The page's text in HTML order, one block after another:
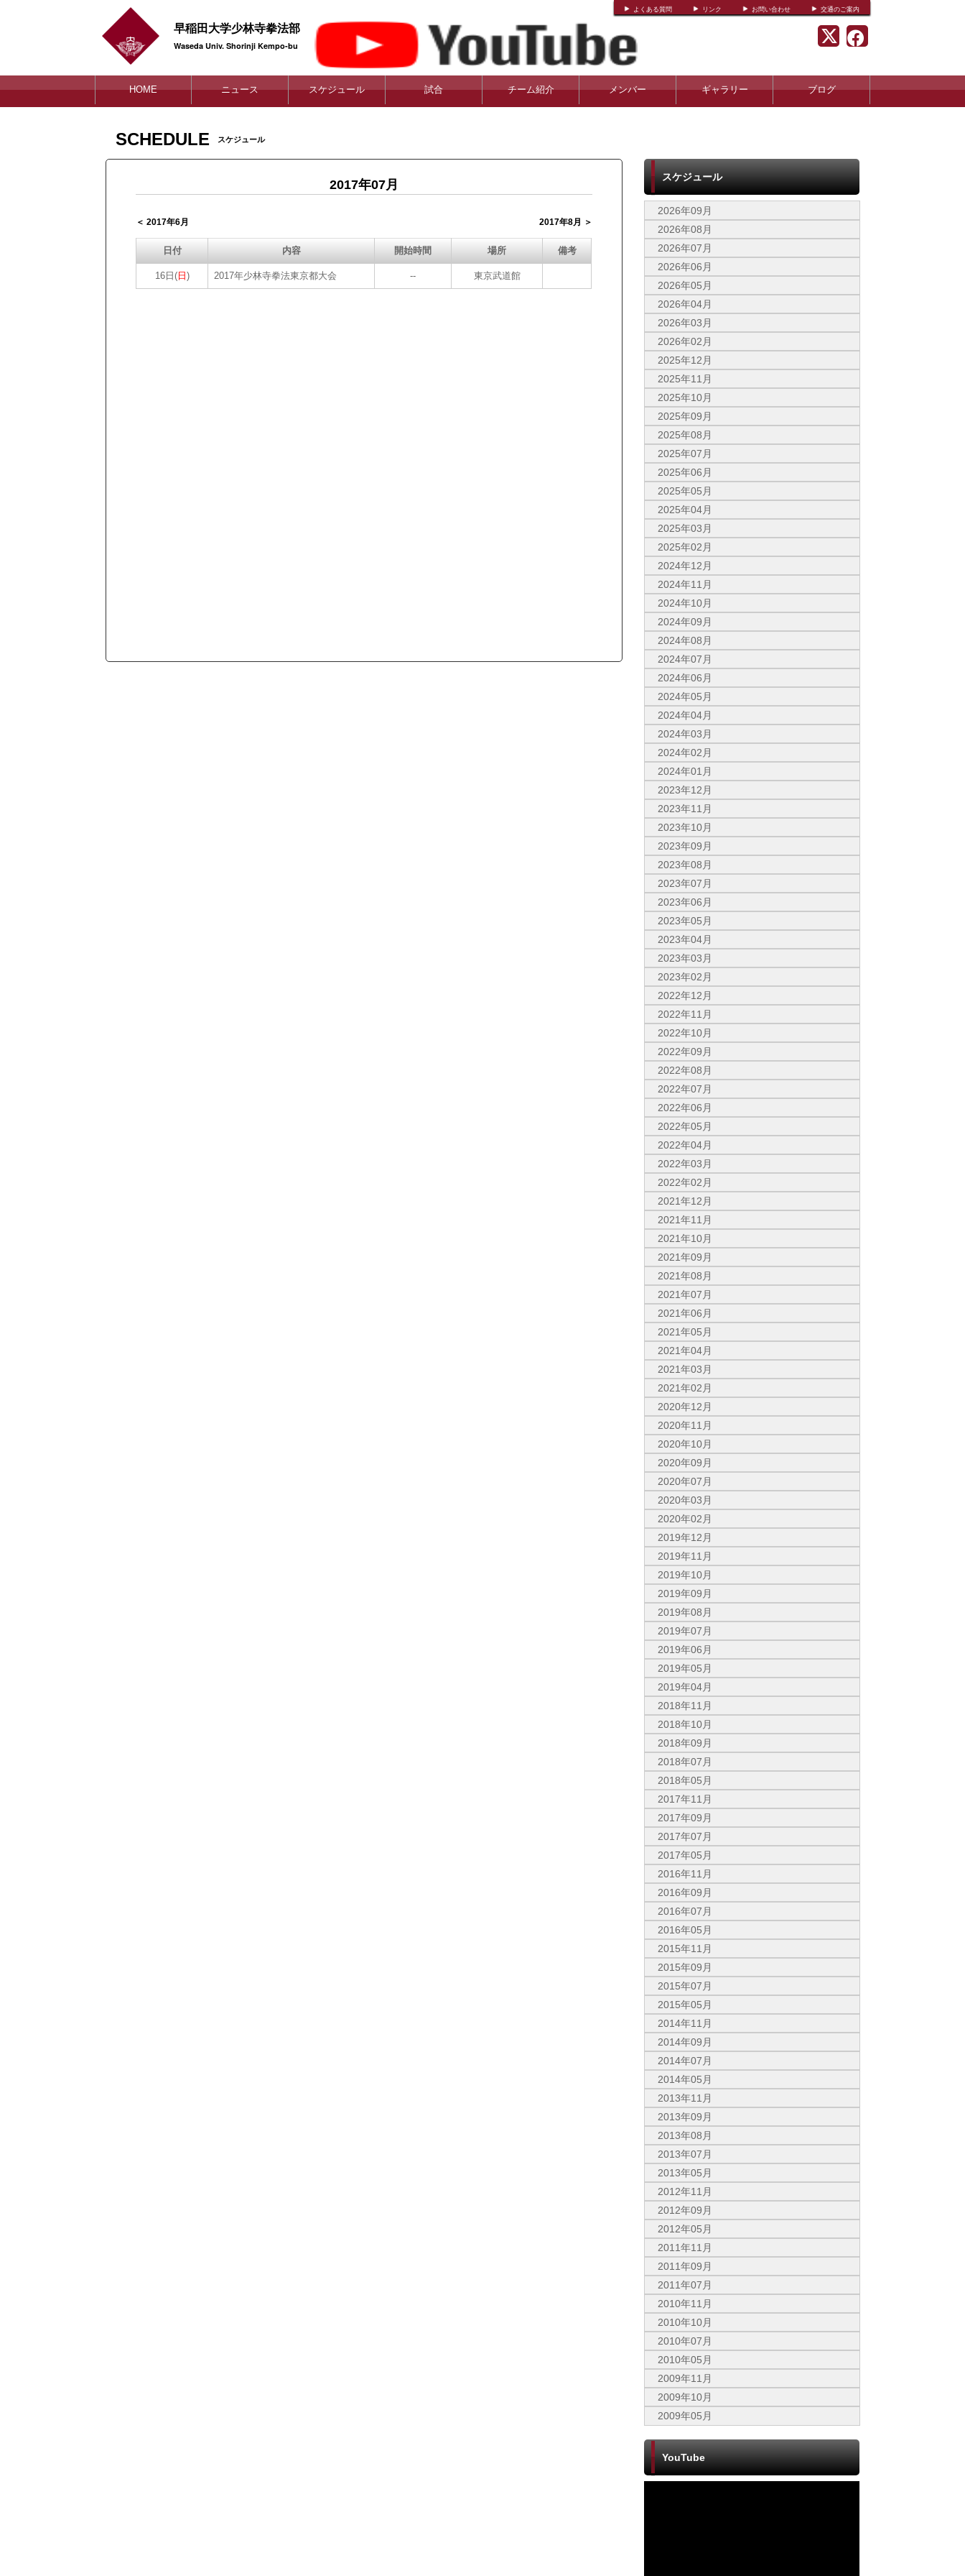
よくある質問 リンク お問い合わせ 交通のご案内
早稲田大学少林寺拳法部
Waseda Univ. Shorinji Kempo-bu
HOME ニュース スケジュール 試合 チーム紹介 メンバー ギャラリー ブログ
SCHEDULE スケジュール
2017年07月
＜ 2017年6月 2017年8月 ＞
日付 内容 開始時間 場所 備考
16日(日 ) 2017年少林寺拳法東京都大会 -- 東京武道館
スケジュール
2026年09月
2026年08月
2026年07月
2026年06月
2026年05月
2026年04月
2026年03月
2026年02月
2025年12月
2025年11月
2025年10月
2025年09月
2025年08月
2025年07月
2025年06月
2025年05月
2025年04月
2025年03月
2025年02月
2024年12月
2024年11月
2024年10月
2024年09月
2024年08月
2024年07月
2024年06月
2024年05月
2024年04月
2024年03月
2024年02月
2024年01月
2023年12月
2023年11月
2023年10月
2023年09月
2023年08月
2023年07月
2023年06月
2023年05月
2023年04月
2023年03月
2023年02月
2022年12月
2022年11月
2022年10月
2022年09月
2022年08月
2022年07月
2022年06月
2022年05月
2022年04月
2022年03月
2022年02月
2021年12月
2021年11月
2021年10月
2021年09月
2021年08月
2021年07月
2021年06月
2021年05月
2021年04月
2021年03月
2021年02月
2020年12月
2020年11月
2020年10月
2020年09月
2020年07月
2020年03月
2020年02月
2019年12月
2019年11月
2019年10月
2019年09月
2019年08月
2019年07月
2019年06月
2019年05月
2019年04月
2018年11月
2018年10月
2018年09月
2018年07月
2018年05月
2017年11月
2017年09月
2017年07月
2017年05月
2016年11月
2016年09月
2016年07月
2016年05月
2015年11月
2015年09月
2015年07月
2015年05月
2014年11月
2014年09月
2014年07月
2014年05月
2013年11月
2013年09月
2013年08月
2013年07月
2013年05月
2012年11月
2012年09月
2012年05月
2011年11月
2011年09月
2011年07月
2010年11月
2010年10月
2010年07月
2010年05月
2009年11月
2009年10月
2009年05月
YouTube